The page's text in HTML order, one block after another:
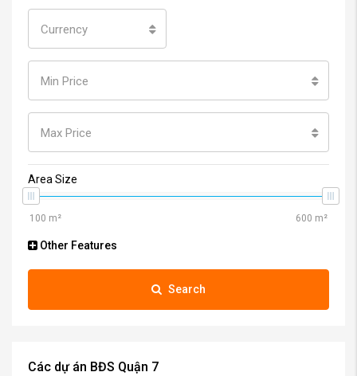
Currency
Min Price
Max Price
Area Size
Other Features
Search
Các dự án BĐS Quận 7